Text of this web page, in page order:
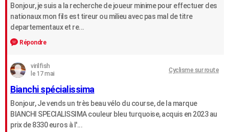
AVIS DE DÉCÈS
FORUM
Bricolage
Lifestyle
Culture
Sport
Auto
Television
Voyage
Cinema
Bonjour, je suis a la recherche de joueur minime pour effectuer des
nationaux mon fils est tireur ou milieu avec pas mal de titre
departementaux et re...
Répondre
virilfish
le 17 mai
Cyclisme sur route
Bianchi spécialissima
Bonjour, Je vends un très beau vélo du course, de la marque
BIANCHI SPECIALISSIMA couleur bleu turquoise, acquis en 2023 au
prix de 8330 euros à l'...